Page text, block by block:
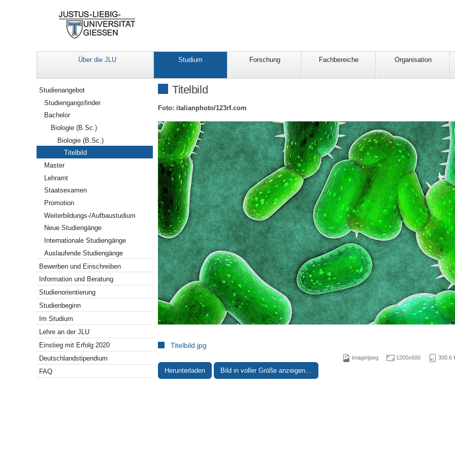
Über die JLU Studium Forschung Fachbereiche Organisation
Titelbild
Foto: italianphoto/123rf.com
Titelbild.jpg
image/jpeg 1200x600 300.6
Herunterladen Bild in voller Größe anzeigen…
Navigation
Studienangebot
Studiengangsfinder
Bachelor
Biologie (B.Sc.)
Biologie (B.Sc.)
Titelbild
Master
Lehramt
Staatsexamen
Promotion
Weiterbildungs-/Aufbaustudium
Neue Studiengänge
Internationale Studiengänge
Auslaufende Studiengänge
Bewerben und Einschreiben
Information und Beratung
Studienorientierung
Studienbeginn
Im Studium
Lehre an der JLU
Einstieg mit Erfolg 2020
Deutschlandstipendium
FAQ